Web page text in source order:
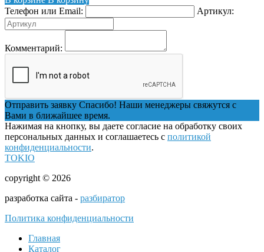
Телефон или Email:
Артикул:
Комментарий:
Отправить заявку Спасибо! Наши менеджеры свяжутся с
Вами в ближайшее время.
Нажимая на кнопку, вы даете согласие на обработку своих
персональных данных и соглашаетесь с политикой
конфиденциальности.
TOKIO
copyright © 2026
разработка сайта - разбиратор
Политика конфиденциальности
Главная
Каталог